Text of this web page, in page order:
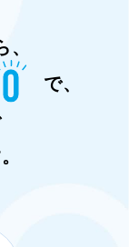
で、